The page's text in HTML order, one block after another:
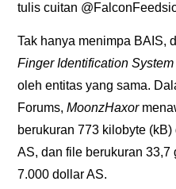
tulis cuitan
Tak hanya menimpa BAIS,
Finger Identification System
oleh entitas yang sama.
Forums,MoonzHaxor
berukuran 773 kilobyte
AS, dan file berukuran
7.000 dollar AS.